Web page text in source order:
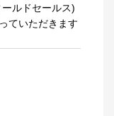
ルドセールス)
ていただきます